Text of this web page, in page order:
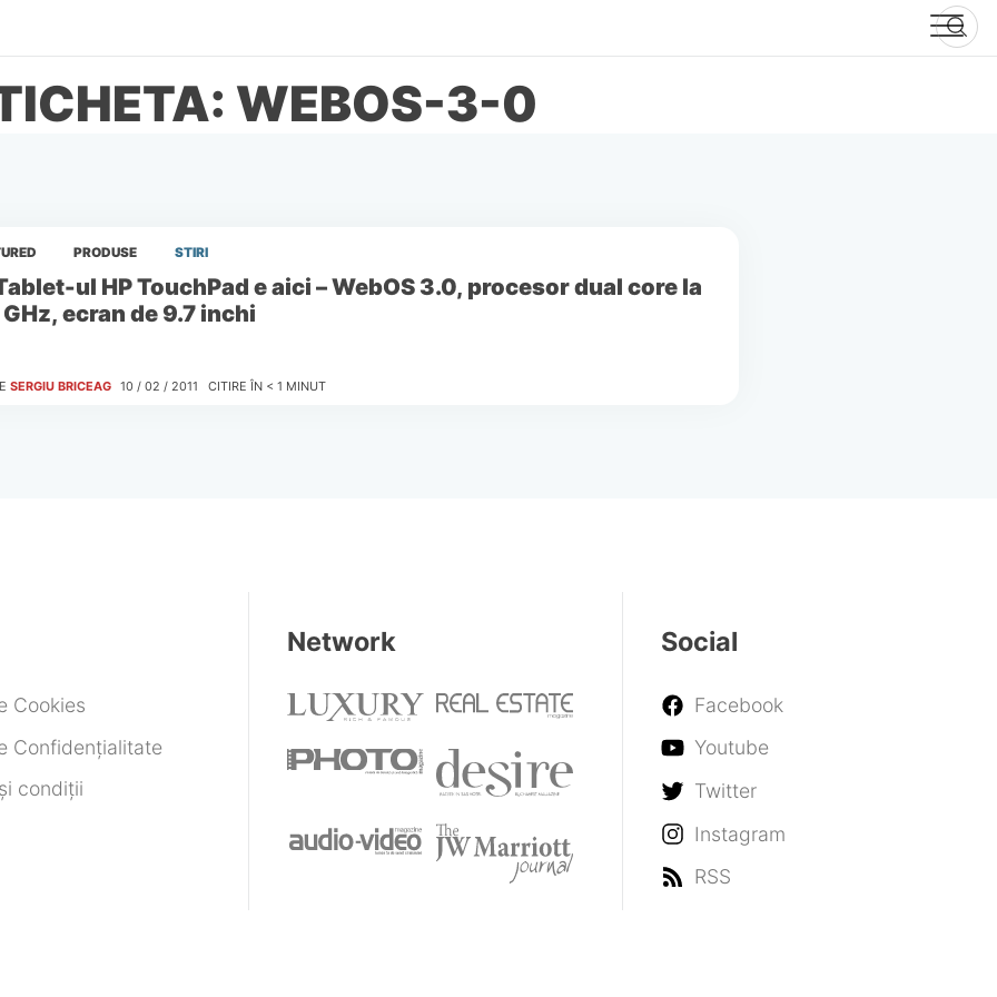
WEBOS-3-0
PRODUSE STIRI
ul HP TouchPad e aici – WebOS 3.0, procesor dual core la
GHz, ecran de 9.7 inchi
SERGIU BRICEAG 10 / 02 / 2011 CITIRE ÎN < 1 MINUT
Cookies
Confidențialitate
condiții
Network Social
Facebook
Youtube
Twitter
Instagram
RSS